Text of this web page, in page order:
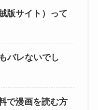
版サイト）って
バレないでし
で漫画を読む方